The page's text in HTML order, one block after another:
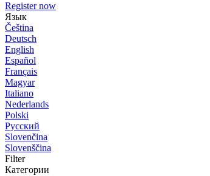
Register now
Язык
Čeština
Deutsch
English
Español
Français
Magyar
Italiano
Nederlands
Polski
Русский
Slovenčina
Slovenščina
Filter
Категории